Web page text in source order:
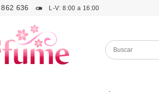
636 L-V: 8:00 a 16:00